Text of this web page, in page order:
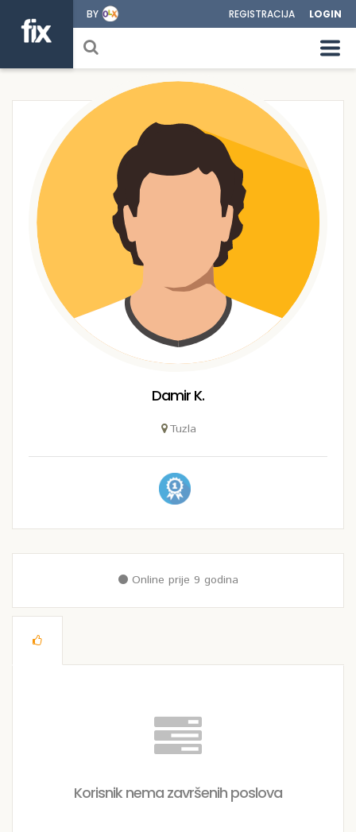
BY REGISTRACIJA LOGIN
Damir K.
Tuzla
Online prije 9 godina
Korisnik nema završenih poslova